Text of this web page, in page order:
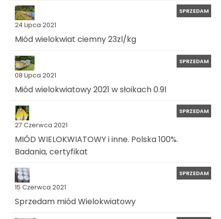
24 Lipca 2021
SPRZEDAM
Miód wielokwiat ciemny 23zl/kg
08 Lipca 2021
SPRZEDAM
Miód wielokwiatowy 2021 w słoikach 0.9l
27 Czerwca 2021
SPRZEDAM
MIÓD WIELOKWIATOWY i inne. Polska 100%.
Badania, certyfikat
15 Czerwca 2021
SPRZEDAM
Sprzedam miód Wielokwiatowy